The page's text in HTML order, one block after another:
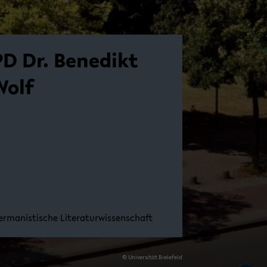
Dr. Be­ne­dikt
Li­te­ra­tur­wis­sen­schaft
© Uni­ver­si­tät Bie­le­feld